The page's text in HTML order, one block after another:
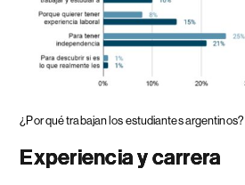
¿Por qué trabajan los estudiantes argentinos?
Experiencia y carrera